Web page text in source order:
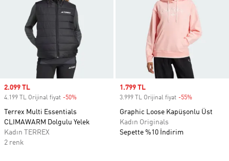
Sale price
2.099 TL
4.199 TL Orijinal fiyat -50%
Terrex Multi Essentials
CLIMAWARM Dolgulu Yelek
Kadın TERREX
2 renk
Sale price
1.799 TL
3.999 TL Orijinal fiyat -55%
Graphic Loose Kapüşonlu Üst
Kadın Originals
Sepette %10 İndirim